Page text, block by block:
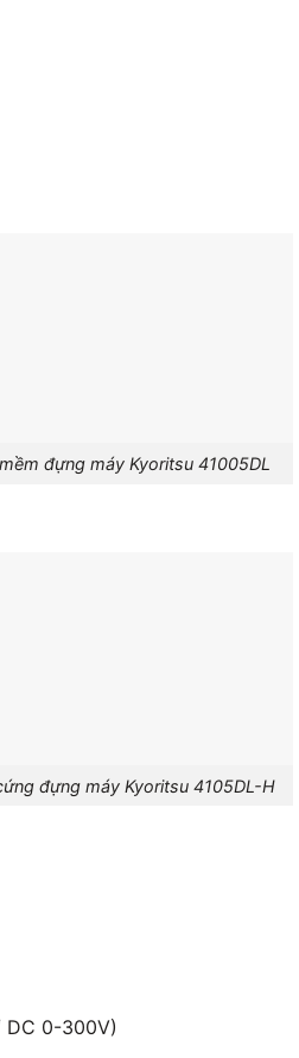
đựng máy Kyoritsu 41005DL
đựng máy Kyoritsu 4105DL-H
DC 0-300V)